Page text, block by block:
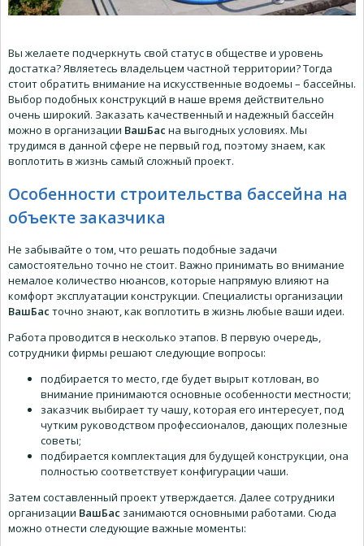
Вы желаете подчеркнуть свой статус в обществе и уровень
достатка? Являетесь владельцем частной территории? Тогда
стоит обратить внимание на искусственные водоемы – бассейны.
Выбор подобных конструкций в наше время действительно
очень широкий. Заказать качественный и надежный бассейн
можно в организации ВашБас на выгодных условиях. Мы
трудимся в данной сфере не первый год, поэтому знаем, как
воплотить в жизнь самый сложный проект.
Особенности строительства бассейна на
объекте заказчика
Не забывайте о том, что решать подобные задачи
самостоятельно точно не стоит. Важно принимать во внимание
немалое количество нюансов, которые напрямую влияют на
комфорт эксплуатации конструкции. Специалисты организации
ВашБас точно знают, как воплотить в жизнь любые ваши идеи.
Работа проводится в несколько этапов. В первую очередь,
сотрудники фирмы решают следующие вопросы:
подбирается то место, где будет вырыт котлован, во
внимание принимаются основные особенности местности;
заказчик выбирает ту чашу, которая его интересует, под
чутким руководством профессионалов, дающих полезные
советы;
подбирается комплектация для будущей конструкции, она
полностью соответствует конфигурации чаши.
Затем составленный проект утверждается. Далее сотрудники
организации ВашБас занимаются основными работами. Сюда
можно отнести следующие важные моменты: